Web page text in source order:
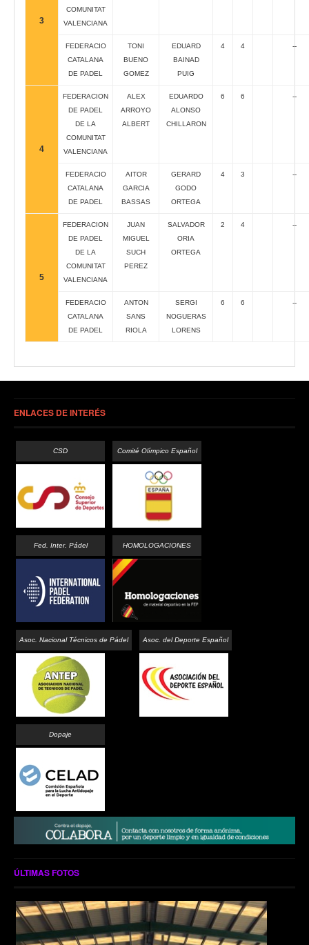
3
COMUNITAT
VALENCIANA
FEDERACIO
CATALANA
DE PADEL
TONI
BUENO
GOMEZ
EDUARD
BAINAD
PUIG
4 4 --
4
FEDERACION
DE PADEL
DE LA
COMUNITAT
VALENCIANA
ALEX
ARROYO
ALBERT
EDUARDO
ALONSO
CHILLARON
6 6 --
FEDERACIO
CATALANA
DE PADEL
AITOR
GARCIA
BASSAS
GERARD
GODO
ORTEGA
4 3 --
5
FEDERACION
DE PADEL
DE LA
COMUNITAT
VALENCIANA
JUAN
MIGUEL
SUCH
PEREZ
SALVADOR
ORIA
ORTEGA
2 4 --
FEDERACIO
CATALANA
DE PADEL
ANTON
SANS
RIOLA
SERGI
NOGUERAS
LORENS
6 6 --
ENLACES DE INTERÉS
CSD Comité Olímpico Español
Fed. Inter. Pádel HOMOLOGACIONES
Asoc. Nacional Técnicos de Pádel Asoc. del Deporte Español
Dopaje
ÚLTIMAS FOTOS